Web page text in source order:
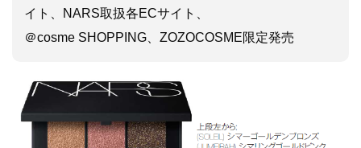
イト、NARS取扱各ECサイト、
＠cosme SHOPPING、ZOZOCOSME限定発売